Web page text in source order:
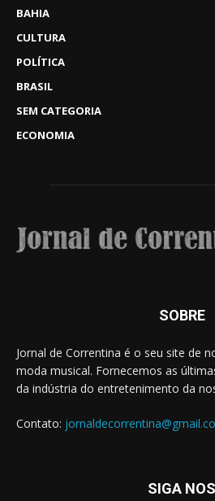
BAHIA
CULTURA
POLÍTICA
BRASIL
SEM CATEGORIA
ECONOMIA
SOBRE
Jornal de Correntina é o seu site de
moda musical. Fornecemos as
da indústria do entretenimento da
Contato:
SIGA NOS